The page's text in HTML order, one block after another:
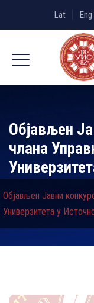
Lat Eng
Oбјављен
члана
Oбјављен Јавни
Универзитета у